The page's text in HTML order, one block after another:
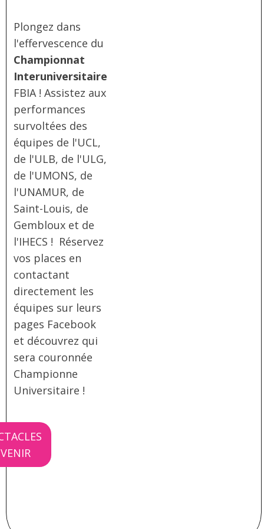
Plongez dans
l'effervescence du
Championnat
Interuniversitaire
FBIA ! Assistez aux
performances
survoltées des
équipes de l'UCL,
de l'ULB, de l'ULG,
de l'UMONS, de
l'UNAMUR, de
Saint-Louis, de
Gembloux et de
l'IHECS ! Réservez
vos places en
contactant
directement les
équipes sur leurs
pages Facebook
et découvrez qui
sera couronnée
Championne
Universitaire !